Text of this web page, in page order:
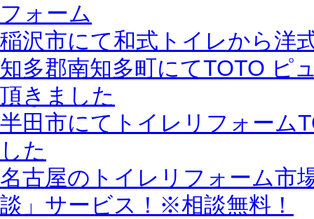
フォーム
稲沢市にて和式トイレから洋
知多郡南知多町にてTOTO ピ
頂きました
半田市にてトイレリフォーム
した
名古屋のトイレリフォーム市
談」サービス！※相談無料！